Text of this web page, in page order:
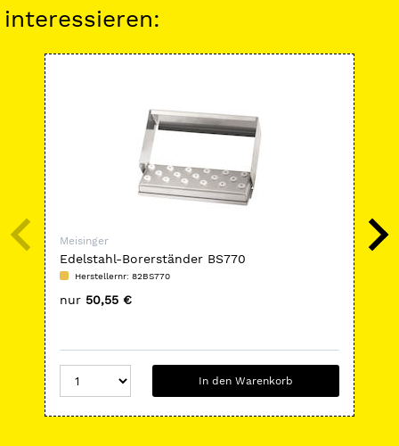
interessieren:
Meisinger
Edelstahl-Borerständer BS770
Herstellernr: 82BS770
nur 50,55 €
In den Warenkorb